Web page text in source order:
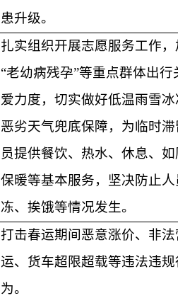
患升级。
扎实组织开展志愿服务工作，
“老幼病残孕”等重点群体出行
爱力度，切实做好低温雨雪冰
恶劣天气兜底保障，为临时滞
员提供餐饮、热水、休息、如
保暖等基本服务，坚决防止人
冻、挨饿等情况发生。
打击春运期间恶意涨价、非法
运、货车超限超载等违法违规
为。